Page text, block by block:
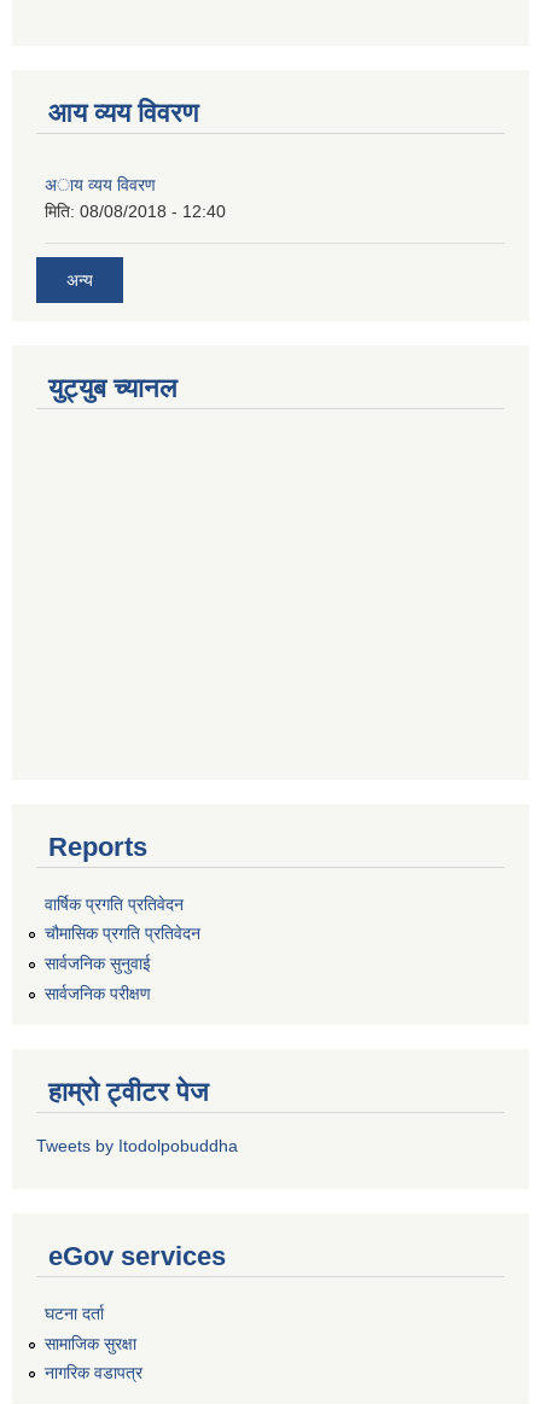
आय व्यय विवरण
अाय व्यय विवरण
मिति: 08/08/2018 - 12:40
अन्य
युट्युब च्यानल
Reports
वार्षिक प्रगति प्रतिवेदन
चौमासिक प्रगति प्रतिवेदन
सार्वजनिक सुनुवाई
सार्वजनिक परीक्षण
हाम्रो ट्वीटर पेज
Tweets by Itodolpobuddha
eGov services
घटना दर्ता
सामाजिक सुरक्षा
नागरिक वडापत्र